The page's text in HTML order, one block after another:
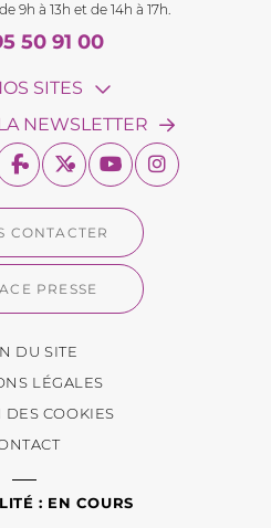
9h à 13h et de 14h à 17h.
50 91 00
SITES
NEWSLETTER
CONTACTER
PRESSE
DU SITE
LÉGALES
DES COOKIES
: EN COURS